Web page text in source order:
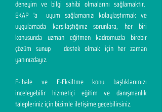
deneyim ve bilgi sahibi olmalarını sağlamaktır.
EKAP 'a uyum sağlamanızı kolaylaştırmak ve
uygulamada karşılaştığınız sorunlara, her biri
konusunda uzman eğitmen kadromuzla birebir
çözüm sunup destek olmak için her zaman
yanınızdayız.
E-İhale ve E-Eksiltme konu başlıklarımızı
inceleyebilir hizmetiçi eğitim ve danışmanlık
talepleriniz için bizimle iletişime geçebilirsiniz.